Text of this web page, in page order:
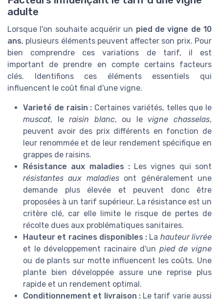
adulte
Lorsque l'on souhaite acquérir un pied de vigne de 10
ans, plusieurs éléments peuvent affecter son prix. Pour
bien comprendre ces variations de tarif, il est
important de prendre en compte certains facteurs
clés. Identifions ces éléments essentiels qui
influencent le coût final d'une vigne.
Varieté de raisin : Certaines variétés, telles que le
muscat, leraisin blanc, ou le vigne chasselas,
peuvent avoir des prix différents en fonction de
leur renommée et de leur rendement spécifique en
grappes de raisins.
Résistance aux maladies :Les vignes qui sont
résistantes aux maladiesont généralement une
demande plus élevée et peuvent donc être
proposées à un tarif supérieur. La résistance est un
critère clé, car elle limite le risque de pertes de
récolte dues aux problématiques sanitaires.
Hauteur et racines disponibles : La hauteur livrée
et le développement racinaire d'un pied de vigne
ou de plants sur motte influencent les coûts. Une
plante bien développée assure une reprise plus
rapide et un rendement optimal.
Conditionnement et livraison :Le tarif varie aussi